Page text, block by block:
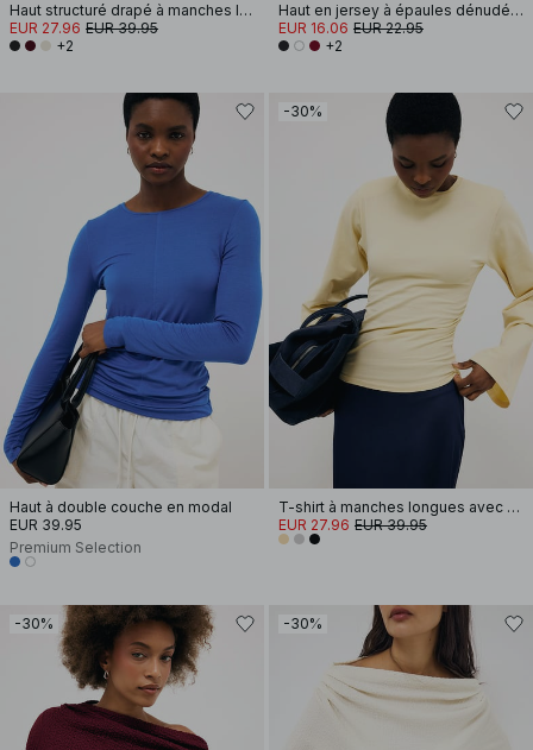
Haut structuré drapé à manches longues
EUR 27.96 EUR 39.95
+2
Haut en jersey à épaules dénudées
EUR 16.06 EUR 22.95
+2
Haut à double couche en modal
EUR 39.95
Premium Selection
-30%
T-shirt à manches longues avec épaulettes en coton doux
EUR 27.96 EUR 39.95
-30% -30%